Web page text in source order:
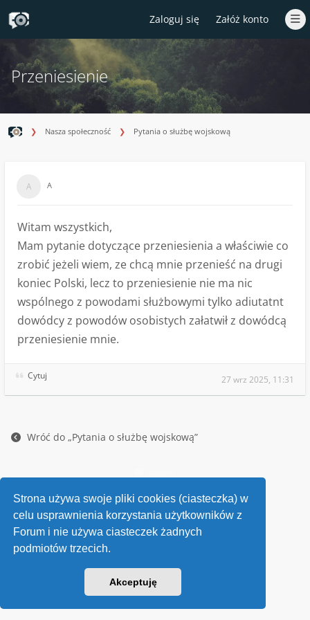
Strona używa swoje pliki cookies (ciasteczka) w
celu usprawnienia korzystania użytkowników z
Forum i nie używa ciasteczek żadnych
podmiotów trzecich.
Akceptuję
Zaloguj się Załóż konto
Przeniesienie
Nasza społeczność Pytania o służbę wojskową
A A
Witam wszystkich,
Mam pytanie dotyczące przeniesienia a właściwie co
zrobić jeżeli wiem, ze chcą mnie przenieść na drugi
koniec Polski, lecz to przeniesienie nie ma nic
wspólnego z powodami służbowymi tylko adiutatnt
dowódcy z powodów osobistych załatwił z dowódcą
przeniesienie mnie.
Cytuj 27 wrz 2025, 11:31
Wróć do „Pytania o służbę wojskową”
v118
Powered byphpBB® Forum Software © phpBB Limited